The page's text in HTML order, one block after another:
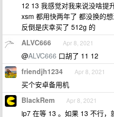
12 13 我感觉对我来说没啥提
xsm 都用快两年了 都没换的
反倒是庆幸买了 512g 的
ALVC666 Apr 8, 2021
@ALVC666 口胡了 11 12
friendjh1234 Apr 8, 2021
买个安卓备用机
BlackRem Apr 8, 2021
ip7 在等 13 。如果 13 不行，